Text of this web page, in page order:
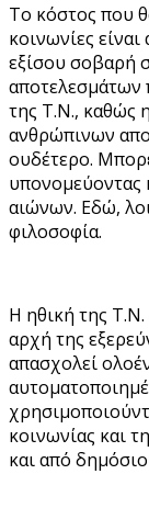
Το κόστος που
κοινωνίες
εξίσου σοβαρή
της Τ.Ν., καθώς
ανθρώπινων
ουδέτερο.
υπονομεύοντας
αιώνων. Εδώ,
φιλοσοφία.
Η ηθική της
αρχή της
απασχολεί
κοινωνίας και
και από